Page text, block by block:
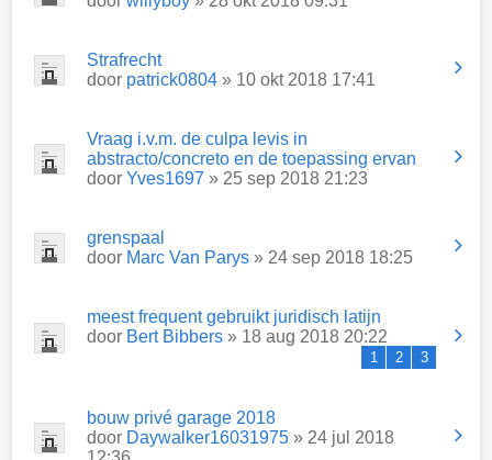
Strafrecht
door patrick0804 » 10 okt 2018 17:41
Vraag i.v.m. de culpa levis in
abstracto/concreto en de toepassing ervan
door Yves1697 » 25 sep 2018 21:23
grenspaal
door Marc Van Parys » 24 sep 2018 18:25
meest frequent gebruikt juridisch latijn
door Bert Bibbers » 18 aug 2018 20:22
1 2 3
bouw privé garage 2018
door Daywalker16031975 » 24 jul 2018